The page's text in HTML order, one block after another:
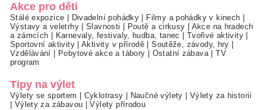
Akce pro děti
Stálé expozice Divadelní pohádky Filmy a pohádky v kinech
Výstavy a veletrhy|Slavnosti Poutě a cirkusy
Akce na hradech
a zámcích
Karnevaly, festivaly, hudba, tanec Tvořivé aktivity
Sportovní aktivity|Aktivity v přírodě |Soutěže, závody, hry
Vzdělávání
Pobytové akce a tábory Ostatní zábava|TV
program
Tipy na výlet
Výlety se sportem Cyklotrasy Naučné výlety
Výlety za historií
Výlety za zábavou |Výlety přírodou